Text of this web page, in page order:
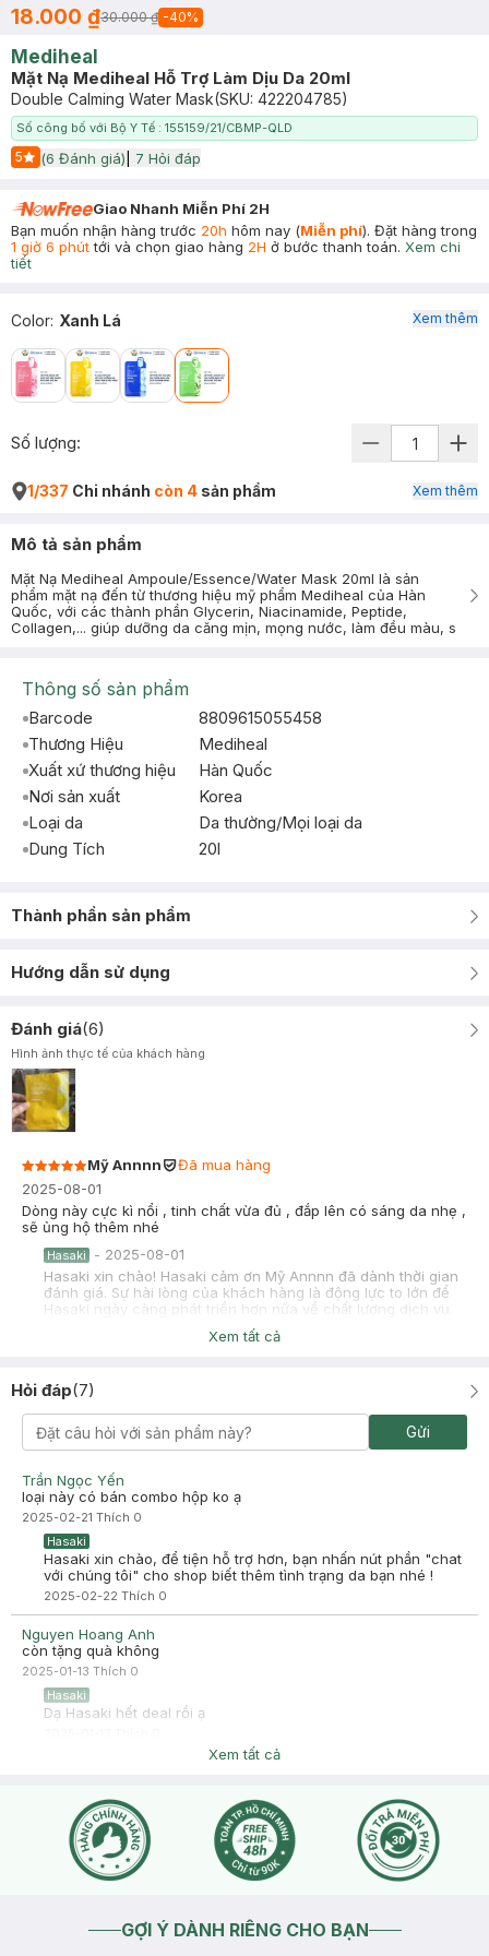
18.000 ₫30.000 ₫ -40%
Mediheal
Mặt Nạ Mediheal Hỗ Trợ Làm Dịu Da 20ml
Double Calming Water Mask(SKU: 422204785)
Số công bố với Bộ Y Tế : 155159/21/CBMP-QLD
5
Start Icon
(6 Đánh giá) 7 Hỏi đáp
Giao Nhanh Miễn Phí 2H
Bạn muốn nhận hàng trước 20h hôm nay (Miễn phí). Đặt hàng trong
1 giờ 6 phúttới và chọn giao hàng 2H ở bước thanh toán. Xem chi
tiết
Color: Xanh Lá Xem thêm
Số lượng:
1/337 Chi nhánh còn 4 sản phẩm Xem thêm
Mô tả sản phẩm
Mặt Nạ Mediheal Ampoule/Essence/Water Mask 20ml là sản
phẩm mặt nạ đến từ thương hiệu mỹ phẩm Mediheal của Hàn
Quốc, với các thành phần Glycerin, Niacinamide, Peptide,
Collagen,... giúp dưỡng da căng mịn, mọng nước, làm đều màu, s
Thông số sản phẩm
Barcode
8809615055458
Thương Hiệu
Mediheal
Xuất xứ thương hiệu
Hàn Quốc
Nơi sản xuất
Korea
Loại da
Da thường/Mọi loại da
Dung Tích
20l
Thành phần sản phẩm
Hướng dẫn sử dụng
Đánh giá(6)
Hình ảnh thực tế của khách hàng
Mỹ Annnn
Đã mua hàng
2025-08-01
Dòng này cực kì nổi , tinh chất vừa đủ , đắp lên có sáng da nhẹ ,
sẽ ủng hộ thêm nhé
Hasaki - 2025-08-01
Hasaki xin chào! Hasaki cảm ơn Mỹ Annnn đã dành thời gian
đánh giá. Sự hài lòng của khách hàng là động lực to lớn để
Hasaki ngày càng phát triển hơn nữa về chất lượng dịch vụ.
Cảm ơn bạn đã tin tưởng và mua sắm tại Hasaki!
Nguyễn Thị Hồng Lan
2023-07-14
tầm giá này thì tương đối ổn, mặt nạ ôm sát vừa với mặt, đắp
xong cảm giác da sáng và mềm. Điểm trừ duy nhất là lỗ khoét
con mắt hơi to.
Xem tất cả
Hỏi đáp(7)
Gửi
Trần Ngọc Yến
loại này có bán combo hộp ko ạ
2025-02-21 Thích 0
Hasaki
Hasaki xin chào, để tiện hỗ trợ hơn, bạn nhấn nút phần "chat
với chúng tôi" cho shop biết thêm tình trạng da bạn nhé !
2025-02-22 Thích 0
Nguyen Hoang Anh
còn tặng quà không
2025-01-13 Thích 0
Hasaki
Dạ Hasaki hết deal rồi ạ
Xem tất cả
GỢI Ý DÀNH RIÊNG CHO BẠN